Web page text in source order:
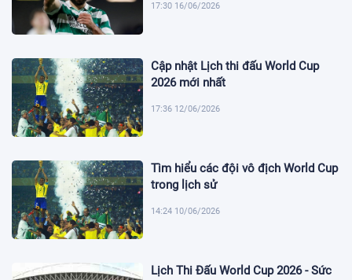
17:30 16/06/2026
Cập nhật Lịch thi đấu World Cup
2026 mới nhất
17:36 12/06/2026
Tìm hiểu các đội vô địch World Cup
trong lịch sử
14:24 10/06/2026
Lịch Thi Đấu World Cup 2026 - Sức